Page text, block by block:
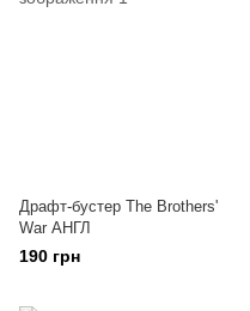
Драфт-бустер The Brothers'
War АНГЛ
190 грн